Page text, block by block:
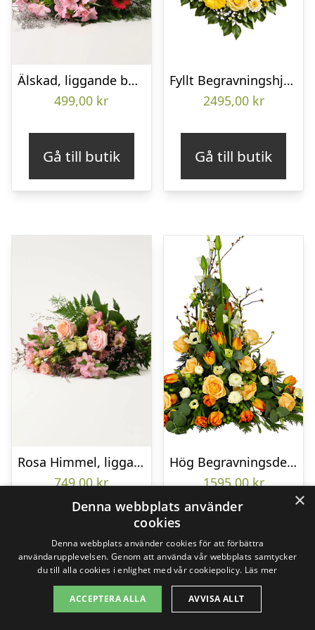
Älskad, liggande bukett
499,00 kr
Gå till butik
Fyllt Begravningshjärta
2495,00 kr
Gå till butik
Rosa Himmel, liggande bukett
749,00kr
Gå till butik
Hög Begravningsdekoration
1595,00kr
Gå till butik
×
Denna webbplats använder
cookies
Denna webbplats använder cookies för att förbättra
användarupplevelsen. Genom att använda vår webbplats samtycker
du till alla cookies i enlighet med vår cookiepolicy. Läs mer
ACCEPTERA ALLA AVVISA ALLT